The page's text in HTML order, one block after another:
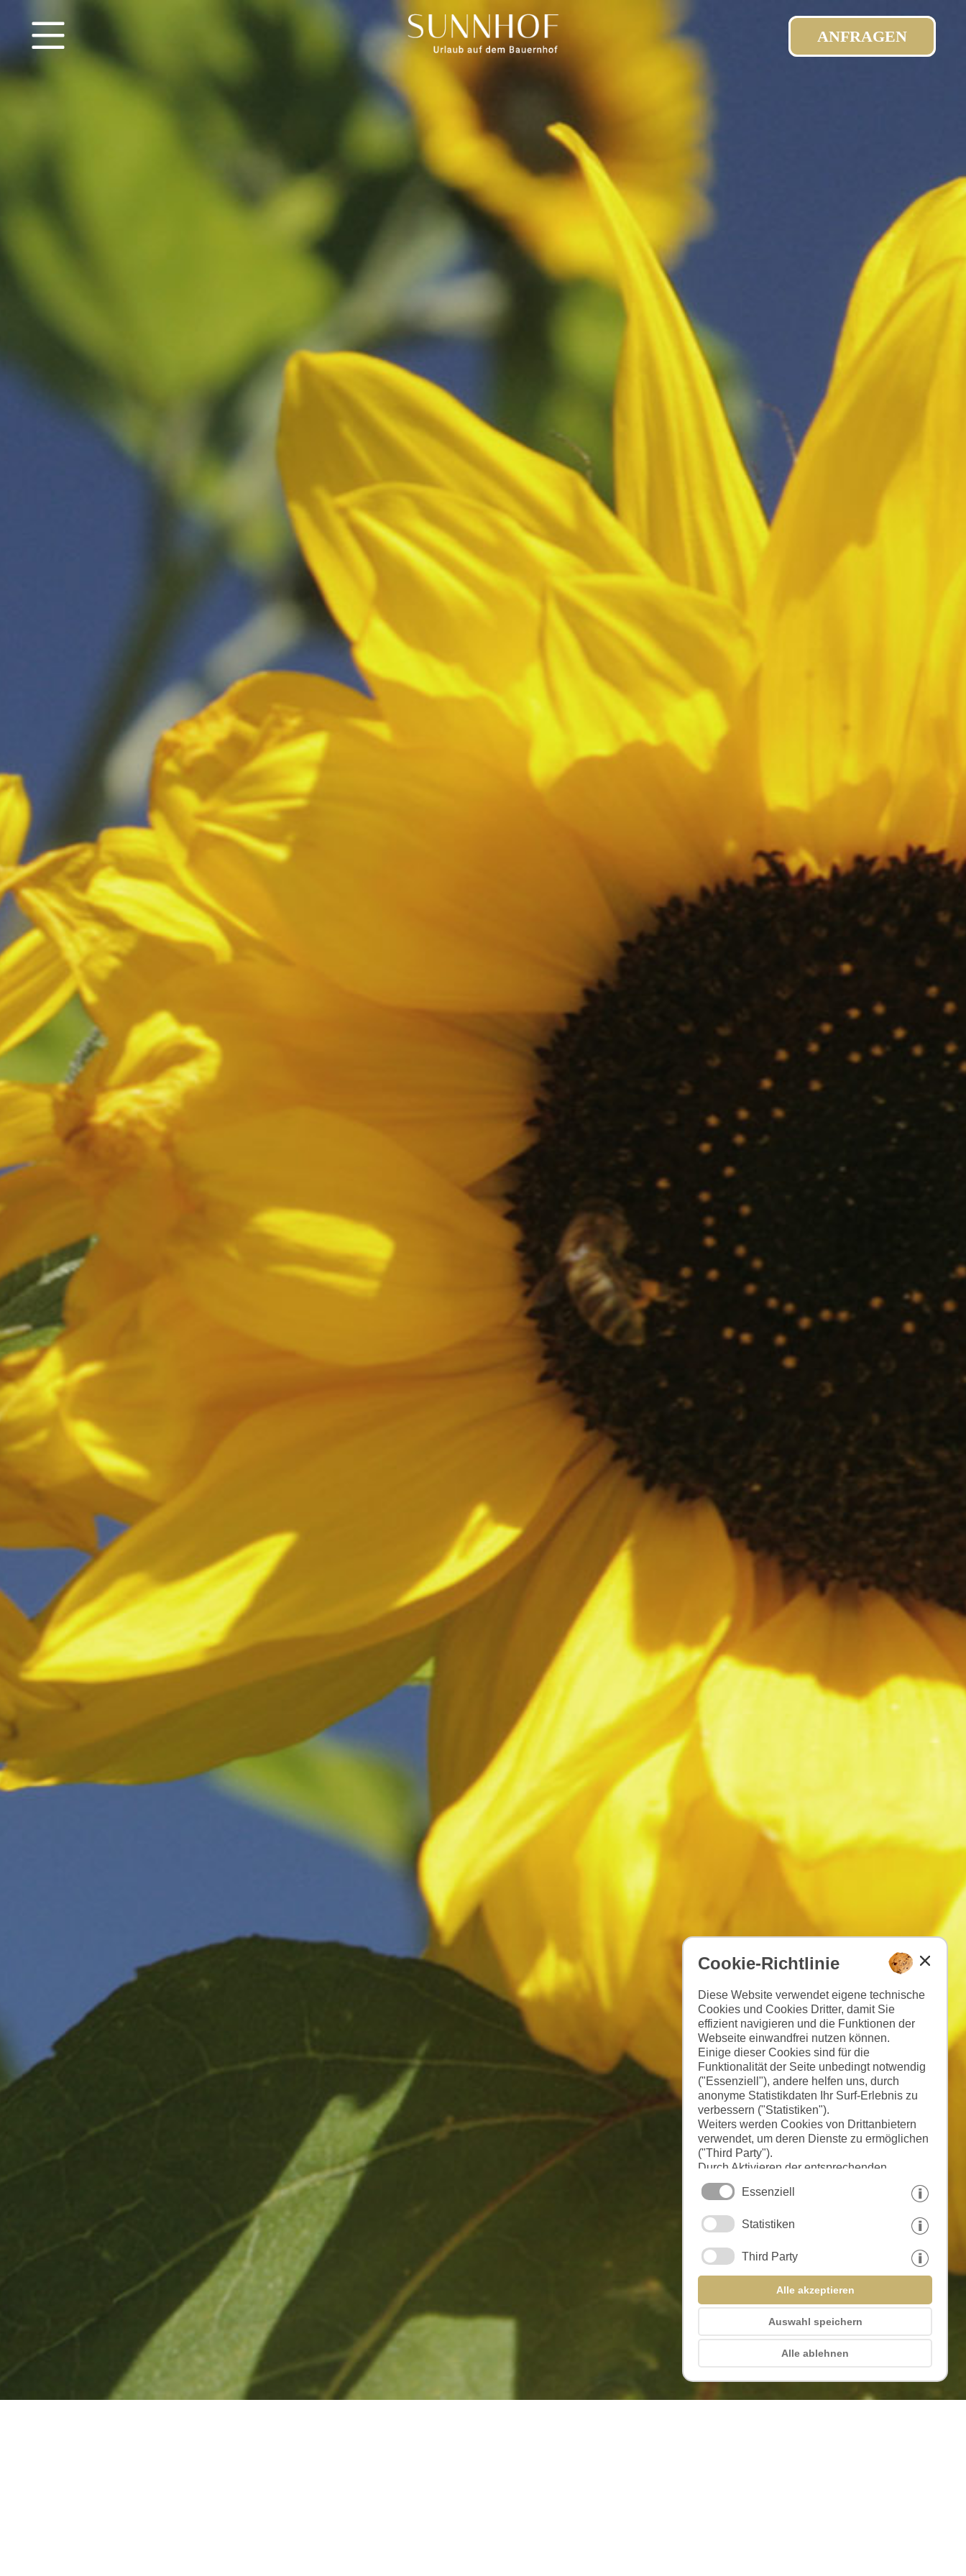
Cookie-Richtlinie
Diese Website verwendet eigene technische
Cookies und Cookies Dritter, damit Sie
effizient navigieren und die Funktionen der
Webseite einwandfrei nutzen können.
Einige dieser Cookies sind für die
Funktionalität der Seite unbedingt notwendig
("Essenziell"), andere helfen uns, durch
anonyme Statistikdaten Ihr Surf-Erlebnis zu
verbessern ("Statistiken").
Weiters werden Cookies von Drittanbietern
verwendet, um deren Dienste zu ermöglichen
("Third Party").
Durch Aktivieren der entsprechenden
Schaltflächen entscheiden Sie selbst, welche
Cookies zum Einsatz kommen.
"Auswahl speichern" oder "Auswahl
der ausgewählten Cookies erlauben.
Ihre Einwilligung können Sie jederzeit
widerrufen.
Essenziell
Statistiken
Third Party
Alle akzeptieren
Auswahl speichern
Alle ablehnen
ANFRAGEN